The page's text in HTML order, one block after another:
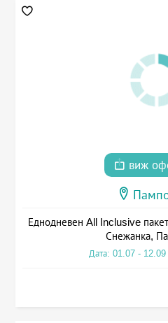
виж
Еднодневен All Inclusive
Снежанка,
Дата: 01.07 -